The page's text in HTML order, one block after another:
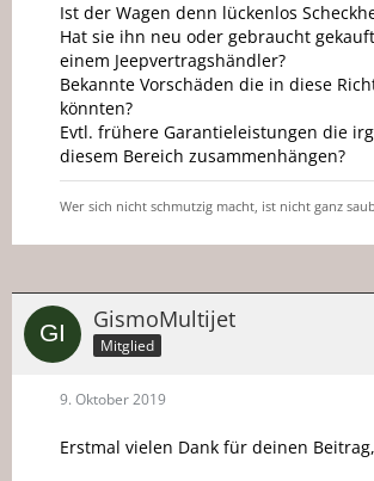
Ist der Wagen denn lückenlos
Hat sie ihn neu oder gebraucht
einem Jeepvertragshändler?
Bekannte Vorschäden die in diese
könnten?
Evtl. frühere Garantieleistungen die
diesem Bereich zusammenhängen?
Wer sich nicht schmutzig macht, ist nicht ganz
GismoMultijet
Mitglied
9. Oktober 2019
Erstmal vielen Dank für deinen Beitrag,